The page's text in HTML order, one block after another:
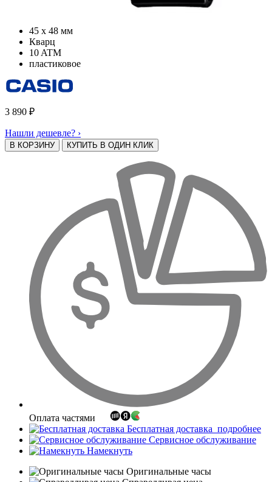
45 х 48 мм
Кварц
10 ATM
пластиковое
3 890 ₽
Нашли дешевле? ›
В КОРЗИНУ КУПИТЬ В ОДИН КЛИК
Оплата частями
Бесплатная доставка подробнее
Сервисное обслуживание
Намекнуть
Оригинальные часы